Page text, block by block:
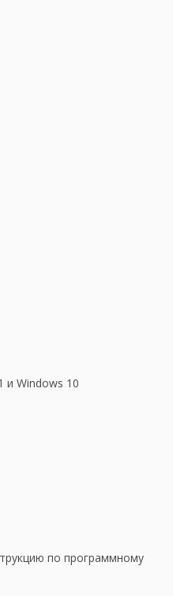
и Windows 10
по программному